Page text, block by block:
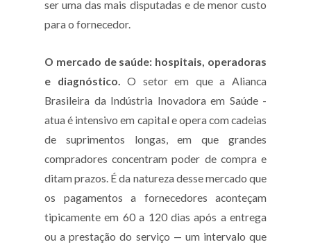
ser uma das mais disputadas e de menor custo
para o fornecedor.
O mercado de saúde: hospitais, operadoras
e diagnóstico. O setor em que a Alianca
Brasileira da Indústria Inovadora em Saúde -
atua é intensivo em capital e opera com cadeias
de suprimentos longas, em que grandes
compradores concentram poder de compra e
ditam prazos. É da natureza desse mercado que
os pagamentos a fornecedores aconteçam
tipicamente em 60 a 120 dias após a entrega
ou a prestação do serviço — um intervalo que